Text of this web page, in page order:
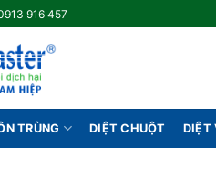
916 457
TRÙNG DIỆT CHUỘT DIỆT